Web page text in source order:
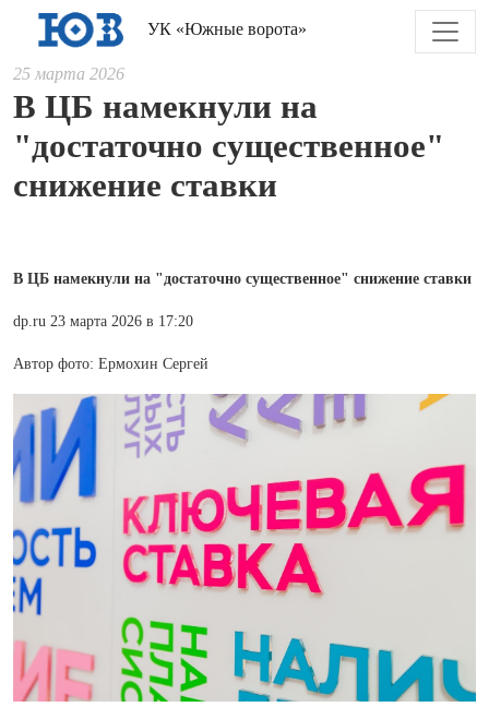
УК «Южные ворота»
25 марта 2026
В ЦБ намекнули на
"достаточно существенное"
снижение ставки
В ЦБ намекнули на "достаточно существенное" снижение ставки
dp.ru 23 марта 2026 в 17:20
Автор фото: Ермохин Сергей